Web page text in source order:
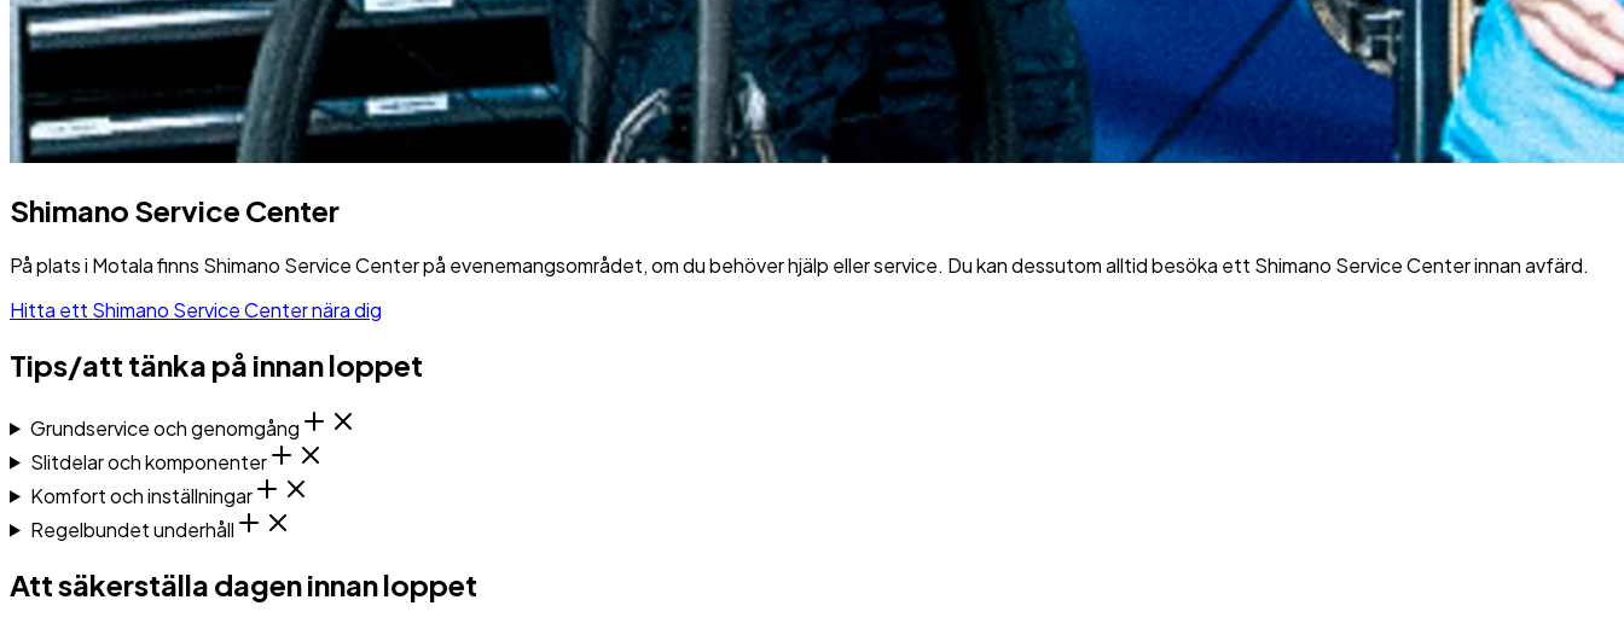
Shimano Service Center
På plats i Motala finns Shimano Service Center på evenemangsområdet, om du behöver hjälp eller service. Du kan dessutom alltid besöka ett Shimano Service Center innan avfärd.
Hitta ett Shimano Service Center nära dig
Tips/att tänka på innan loppet
Grundservice och genomgång
Slitdelar och komponenter
Komfort och inställningar
Regelbundet underhåll
Att säkerställa dagen innan loppet